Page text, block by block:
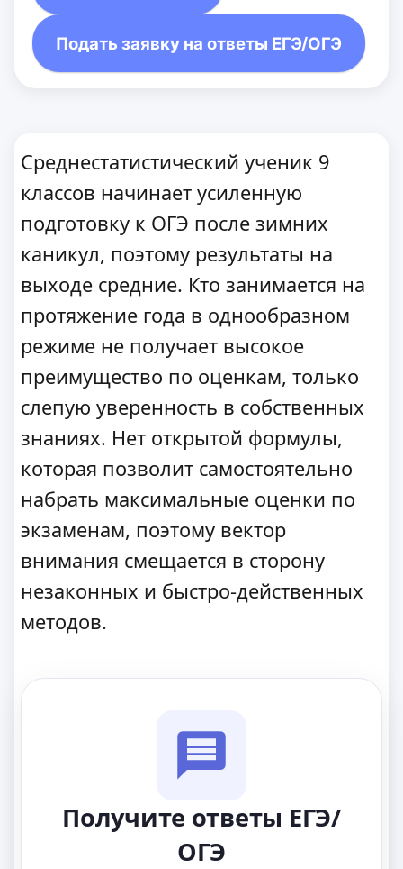
Подать заявку на ответы ЕГЭ/ОГЭ
Среднестатистический ученик 9
классов начинает усиленную
подготовку к ОГЭ после зимних
каникул, поэтому результаты на
выходе средние. Кто занимается на
протяжение года в однообразном
режиме не получает высокое
преимущество по оценкам, только
слепую уверенность в собственных
знаниях. Нет открытой формулы,
которая позволит самостоятельно
набрать максимальные оценки по
экзаменам, поэтому вектор
внимания смещается в сторону
незаконных и быстро-действенных
методов.
Получите ответы ЕГЭ/
ОГЭ